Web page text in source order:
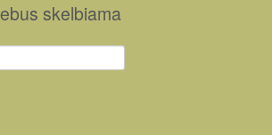
skelbiama